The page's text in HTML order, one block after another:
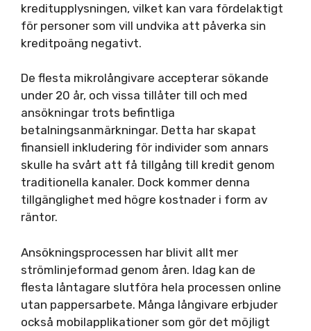
kreditupplysningen, vilket kan vara fördelaktigt
för personer som vill undvika att påverka sin
kreditpoäng negativt.
De flesta mikrolångivare accepterar sökande
under 20 år, och vissa tillåter till och med
ansökningar trots befintliga
betalningsanmärkningar. Detta har skapat
finansiell inkludering för individer som annars
skulle ha svårt att få tillgång till kredit genom
traditionella kanaler. Dock kommer denna
tillgänglighet med högre kostnader i form av
räntor.
Ansökningsprocessen har blivit allt mer
strömlinjeformad genom åren. Idag kan de
flesta låntagare slutföra hela processen online
utan pappersarbete. Många långivare erbjuder
också mobilapplikationer som gör det möjligt